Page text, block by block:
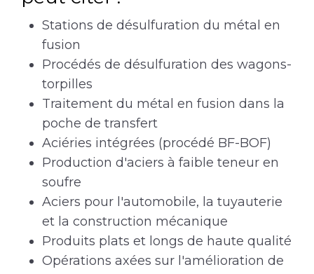
Stations de désulfuration du métal en
fusion
Procédés de désulfuration des wagons-
torpilles
Traitement du métal en fusion dans la
poche de transfert
Aciéries intégrées (procédé BF-BOF)
Production d'aciers à faible teneur en
soufre
Aciers pour l'automobile, la tuyauterie
et la construction mécanique
Produits plats et longs de haute qualité
Opérations axées sur l'amélioration de